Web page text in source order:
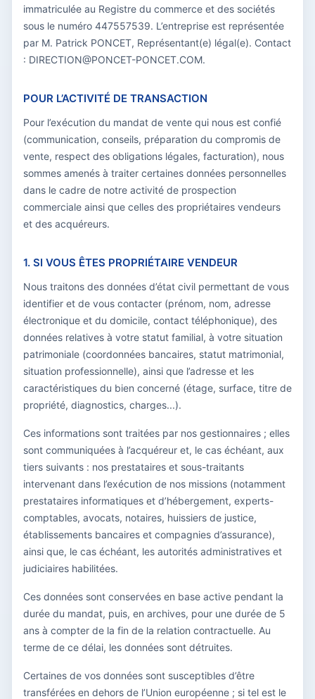
immatriculée au Registre du commerce et des sociétés
sous le numéro 447557539. L’entreprise est représentée
par M. Patrick PONCET, Représentant(e) légal(e). Contact
: DIRECTION@PONCET-PONCET.COM.
POUR L’ACTIVITÉ DE TRANSACTION
Pour l’exécution du mandat de vente qui nous est confié
(communication, conseils, préparation du compromis de
vente, respect des obligations légales, facturation), nous
sommes amenés à traiter certaines données personnelles
dans le cadre de notre activité de prospection
commerciale ainsi que celles des propriétaires vendeurs
et des acquéreurs.
1. SI VOUS ÊTES PROPRIÉTAIRE VENDEUR
Nous traitons des données d’état civil permettant de vous
identifier et de vous contacter (prénom, nom, adresse
électronique et du domicile, contact téléphonique), des
données relatives à votre statut familial, à votre situation
patrimoniale (coordonnées bancaires, statut matrimonial,
situation professionnelle), ainsi que l’adresse et les
caractéristiques du bien concerné (étage, surface, titre de
propriété, diagnostics, charges...).
Ces informations sont traitées par nos gestionnaires ; elles
sont communiquées à l’acquéreur et, le cas échéant, aux
tiers suivants : nos prestataires et sous-traitants
intervenant dans l’exécution de nos missions (notamment
prestataires informatiques et d’hébergement, experts-
comptables, avocats, notaires, huissiers de justice,
établissements bancaires et compagnies d’assurance),
ainsi que, le cas échéant, les autorités administratives et
judiciaires habilitées.
Ces données sont conservées en base active pendant la
durée du mandat, puis, en archives, pour une durée de 5
ans à compter de la fin de la relation contractuelle. Au
terme de ce délai, les données sont détruites.
Certaines de vos données sont susceptibles d’être
transférées en dehors de l’Union européenne ; si tel est le